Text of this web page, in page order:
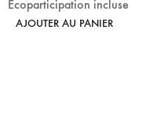
Écoparticipation incluse
AJOUTER AU PANIER